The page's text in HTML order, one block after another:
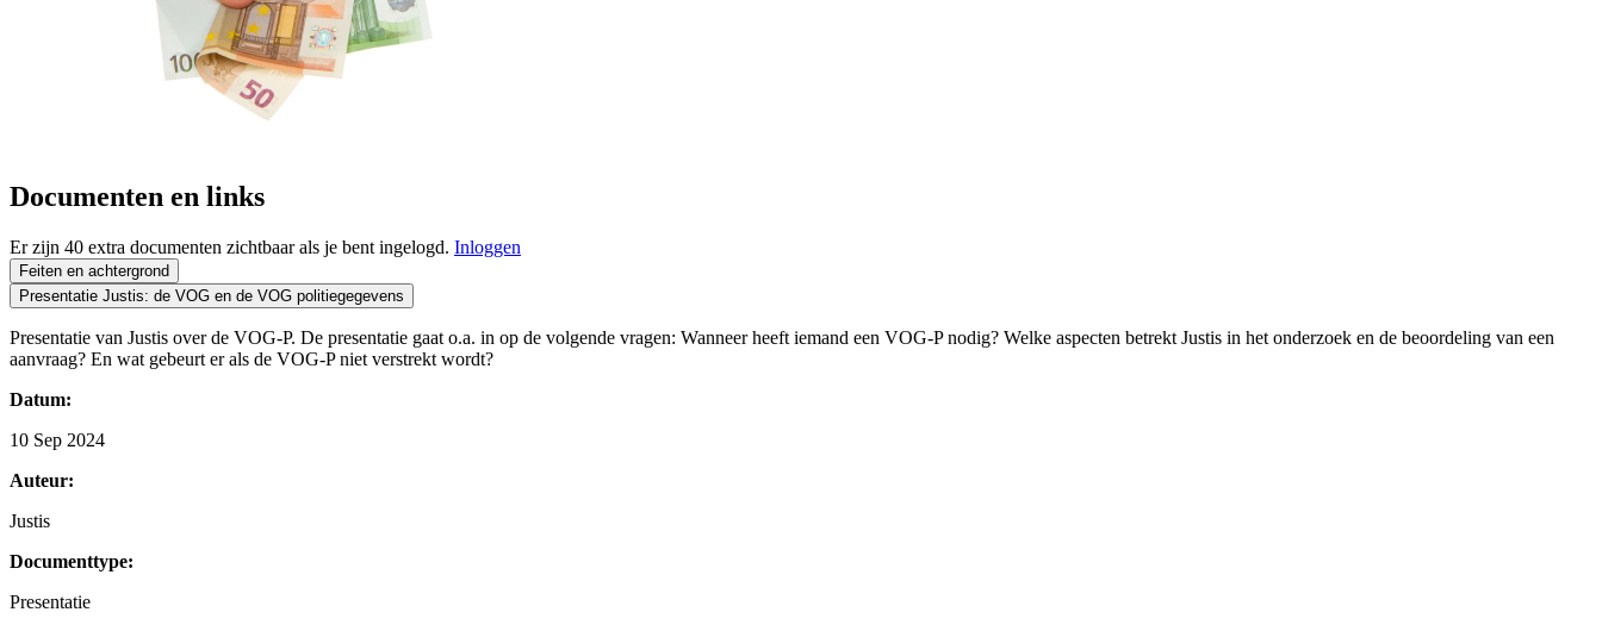
Documenten en links
Er zijn 40 extra documenten zichtbaar als je bent ingelogd. Inloggen
Feiten en achtergrond
Presentatie Justis: de VOG en de VOG politiegegevens
Presentatie van Justis over de VOG-P. De presentatie gaat o.a. in op de volgende vragen: Wanneer heeft iemand een VOG-P nodig? Welke aspecten betrekt Justis in het onderzoek en de beoordeling van een
aanvraag? En wat gebeurt er als de VOG-P niet verstrekt wordt?
Datum:
10 Sep 2024
Auteur:
Justis
Documenttype:
Presentatie